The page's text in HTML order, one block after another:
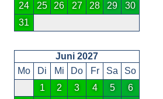
24
25 26 27 28 29
30
31
Juni 2027
Mo
Di Mi Do Fr Sa
So
1
2 3 4 5
6